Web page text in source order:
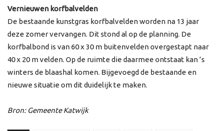
Vernieuwen korfbalvelden
De bestaande kunstgras korfbalvelden worden na 13 jaar
deze zomer vervangen. Dit stond al op de planning. De
korfbalbond is van 60 x 30 m buitenvelden overgestapt naar
40 x 20 m velden. Op de ruimte die daarmee ontstaat kan ’s
winters de blaashal komen. Bijgevoegd de bestaande en
nieuwe situatie om dit duidelijk te maken.
Bron: Gemeente Katwijk